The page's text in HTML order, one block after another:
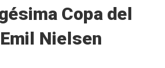
Copa del
Nielsen